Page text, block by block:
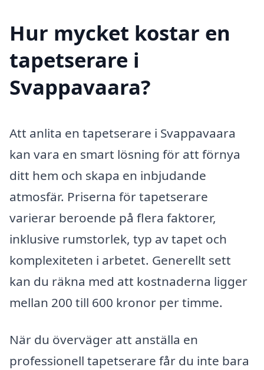
Hur mycket kostar en
tapetserare i
Svappavaara?
Att anlita en tapetserare i Svappavaara
kan vara en smart lösning för att förnya
ditt hem och skapa en inbjudande
atmosfär. Priserna för tapetserare
varierar beroende på flera faktorer,
inklusive rumstorlek, typ av tapet och
komplexiteten i arbetet. Generellt sett
kan du räkna med att kostnaderna ligger
mellan 200 till 600 kronor per timme.
När du överväger att anställa en
professionell tapetserare får du inte bara